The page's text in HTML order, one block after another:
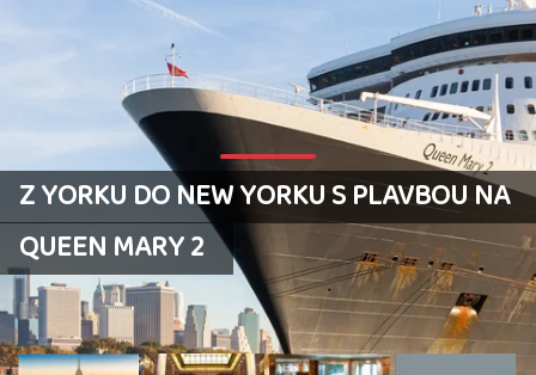
Z YORKU DO NEW YORKU S PLAVBOU NA
QUEEN MARY 2
20
fotografií